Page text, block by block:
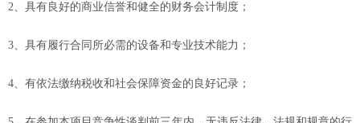
2、具有良好的商业信誉和健全的财务会计制度；
3、具有履行合同所必需的设备和专业技术能力；
4、有依法缴纳税收和社会保障资金的良好记录；